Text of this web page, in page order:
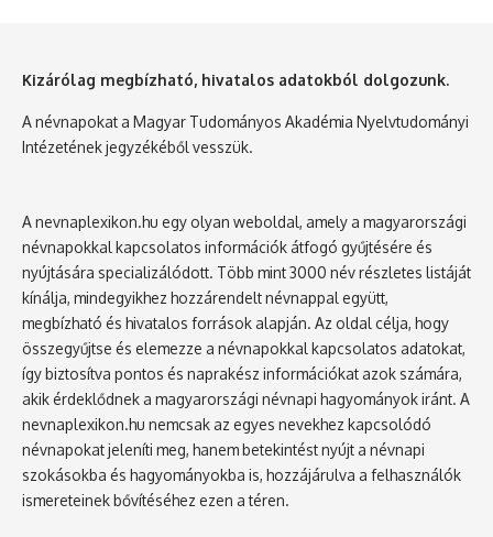
Kizárólag megbízható, hivatalos adatokból dolgozunk.
A névnapokat a Magyar Tudományos Akadémia Nyelvtudományi
Intézetének jegyzékéből vesszük.
A nevnaplexikon.hu egy olyan weboldal, amely a magyarországi
névnapokkal kapcsolatos információk átfogó gyűjtésére és
nyújtására specializálódott. Több mint 3000 név részletes listáját
kínálja, mindegyikhez hozzárendelt névnappal együtt,
megbízható és hivatalos források alapján. Az oldal célja, hogy
összegyűjtse és elemezze a névnapokkal kapcsolatos adatokat,
így biztosítva pontos és naprakész információkat azok számára,
akik érdeklődnek a magyarországi névnapi hagyományok iránt. A
nevnaplexikon.hu nemcsak az egyes nevekhez kapcsolódó
névnapokat jeleníti meg, hanem betekintést nyújt a névnapi
szokásokba és hagyományokba is, hozzájárulva a felhasználók
ismereteinek bővítéséhez ezen a téren.